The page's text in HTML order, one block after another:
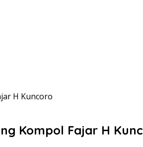
H Kuncoro
Kompol Fajar H